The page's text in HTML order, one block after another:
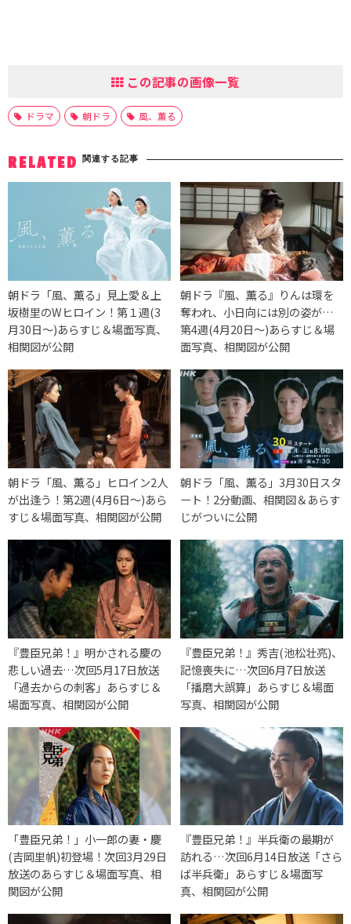
この記事の画像一覧
ドラマ 朝ドラ 風、薫る
RELATED 関連する記事
朝ドラ「風、薫る」見上愛＆上
坂樹里のWヒロイン！第１週(3
月30日〜)あらすじ＆場面写真、
相関図が公開
朝ドラ『風、薫る』りんは環を
奪われ、小日向には別の姿が…
第4週(4月20日〜)あらすじ＆場
面写真、相関図が公開
朝ドラ「風、薫る」ヒロイン2人
が出逢う！第2週(4月6日〜)あら
すじ＆場面写真、相関図が公開
朝ドラ「風、薫る」3月30日スタ
ート！2分動画、相関図＆あらす
じがついに公開
『豊臣兄弟！』明かされる慶の
悲しい過去…次回5月17日放送
「過去からの刺客」あらすじ＆
場面写真、相関図が公開
『豊臣兄弟！』秀吉(池松壮亮)、
記憶喪失に…次回6月7日放送
「播磨大誤算」あらすじ＆場面
写真、相関図が公開
「豊臣兄弟！」小一郎の妻・慶
(吉岡里帆)初登場！次回3月29日
放送のあらすじ＆場面写真、相
関図が公開
『豊臣兄弟！』半兵衛の最期が
訪れる…次回6月14日放送「さら
ば半兵衛」あらすじ＆場面写
真、相関図が公開